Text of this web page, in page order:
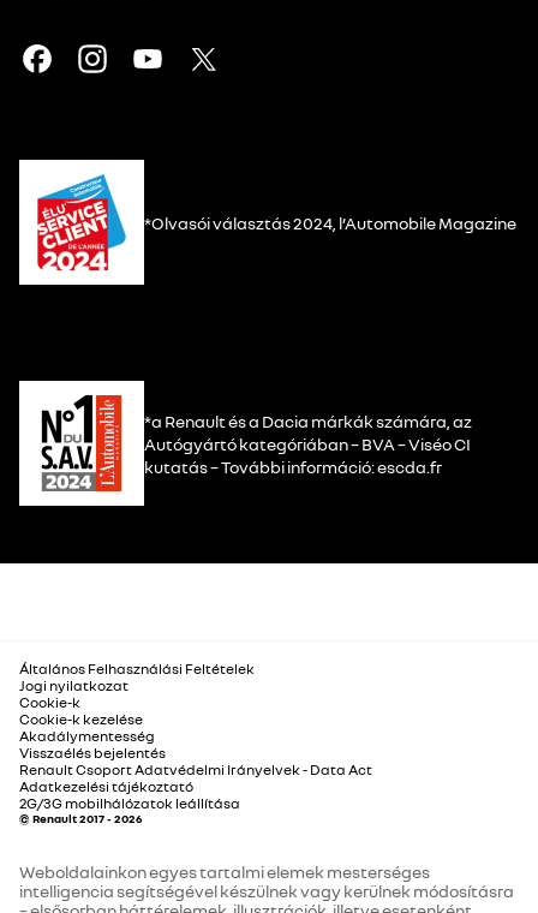
*Olvasói választás 2024, l’Automobile Magazine
*a Renault és a Dacia márkák számára, az
Autógyártó kategóriában – BVA – Viséo CI
kutatás – További információ: escda.fr
Általános Felhasználási Feltételek
Jogi nyilatkozat
Cookie-k
Cookie-k kezelése
Akadálymentesség
Visszaélés bejelentés
Renault Csoport Adatvédelmi Irányelvek - Data Act
Adatkezelési tájékoztató
2G/3G mobilhálózatok leállítása
© Renault 2017 - 2026
Weboldalainkon egyes tartalmi elemek mesterséges
intelligencia segítségével készülnek vagy kerülnek módosításra